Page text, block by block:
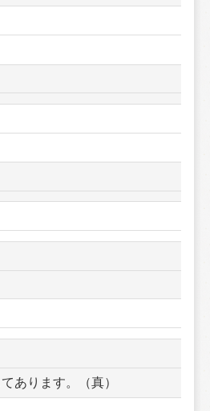
あります。（真）